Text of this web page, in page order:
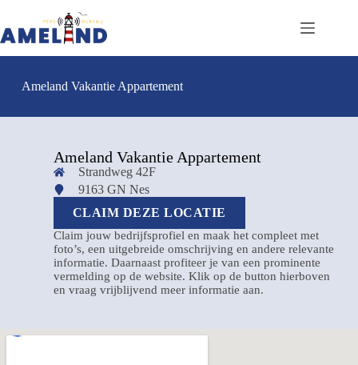
Ameland Vakantie Appartement
Ameland Vakantie Appartement
Strandweg 42F
9163 GN Nes
CLAIM DEZE LOCATIE
Claim jouw bedrijfsprofiel en maak het compleet met
foto’s, een uitgebreide omschrijving en andere relevante
informatie. Daarnaast profiteer je van een prominente
vermelding op de website. Klik op de button hierboven
en vraag vrijblijvend meer informatie aan.